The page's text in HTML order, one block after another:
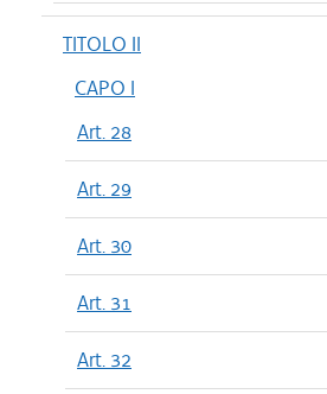
TITOLO II
CAPO I
Art. 28
Art. 29
Art. 30
Art. 31
Art. 32